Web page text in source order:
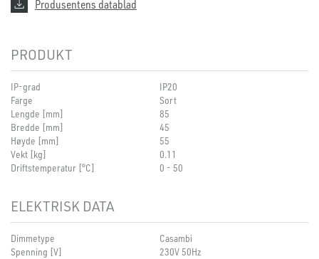
Produsentens datablad
PRODUKT
IP-grad
IP20
Farge
Sort
Lengde [mm]
85
Bredde [mm]
45
Høyde [mm]
55
Vekt [kg]
0.11
Driftstemperatur [°C]
0 - 50
ELEKTRISK DATA
Dimmetype
Casambi
Spenning [V]
230V 50Hz